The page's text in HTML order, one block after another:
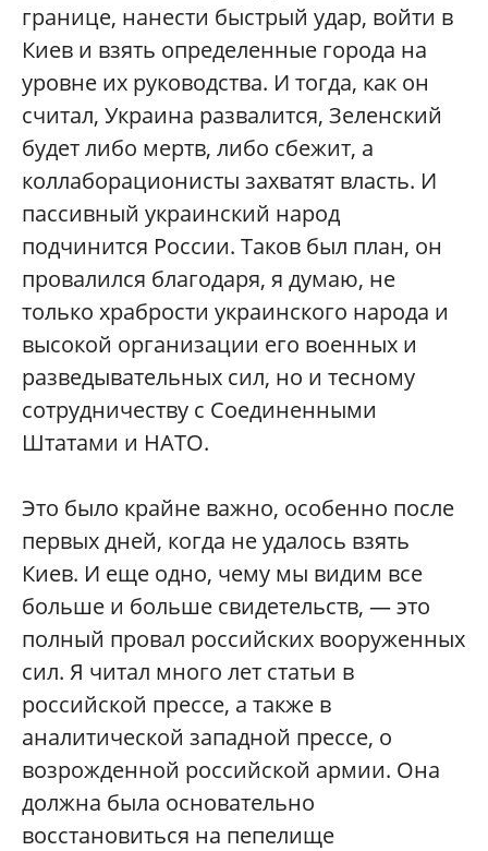
границе, нанести быстрый удар, войти в
Киев и взять определенные города на
уровне их руководства. И тогда, как он
считал, Украина развалится, Зеленский
будет либо мертв, либо сбежит, а
коллаборационисты захватят власть. И
пассивный украинский народ
подчинится России. Таков был план, он
провалился благодаря, я думаю, не
только храбрости украинского народа и
высокой организации его военных и
разведывательных сил, но и тесному
сотрудничеству с Соединенными
Штатами и НАТО.
Это было крайне важно, особенно после
первых дней, когда не удалось взять
Киев. И еще одно, чему мы видим все
больше и больше свидетельств, — это
полный провал российских вооруженных
сил. Я читал много лет статьи в
российской прессе, а также в
аналитической западной прессе, о
возрожденной российской армии. Она
должна была основательно
восстановиться на пепелище